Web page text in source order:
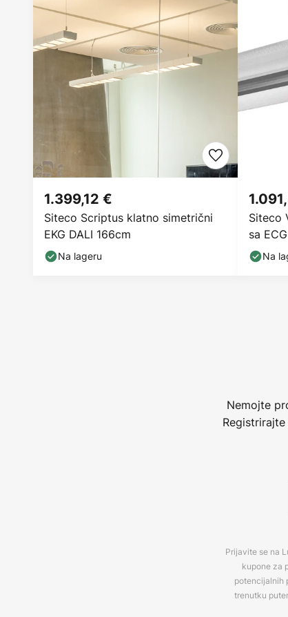
Siteco Scriptus klatno simetrični
EKG DALI 166cm
1.399,12 €
Na lageru
Siteco
sa
Na
Nemojte
Prijavite se na
kupone za
potencijalnih
trenutku